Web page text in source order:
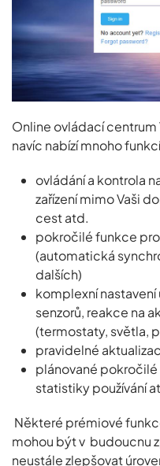
Online ovládací
navíc nabízí mnoho
ovládání a kontrola
zařízení mimo Vaši
cest atd.
pokročilé funkce pro
(automatická
dalších)
komplexní
senzorů, reakce na
(termostaty, světla,
pravidelné
plánované
statistiky používání
Některé prémiové
mohou být v budoucnu
neustále zlepšovat